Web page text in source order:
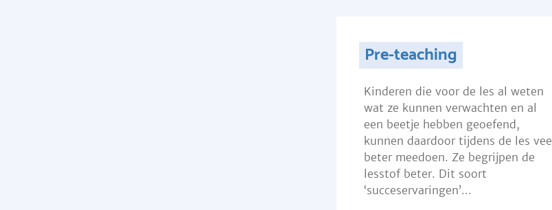
Pre-teaching
Kinderen die voor de les al weten
wat ze kunnen verwachten en al
een beetje hebben geoefend,
kunnen daardoor tijdens de les veel
beter meedoen. Ze begrijpen de
lesstof beter. Dit soort
‘succeservaringen’...